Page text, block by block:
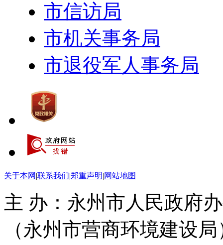
市信访局
市机关事务局
市退役军人事务局
关于本网 |联系我们|郑重声明|网站地图
主 办：永州市人民政府
（永州市营商环境建设局